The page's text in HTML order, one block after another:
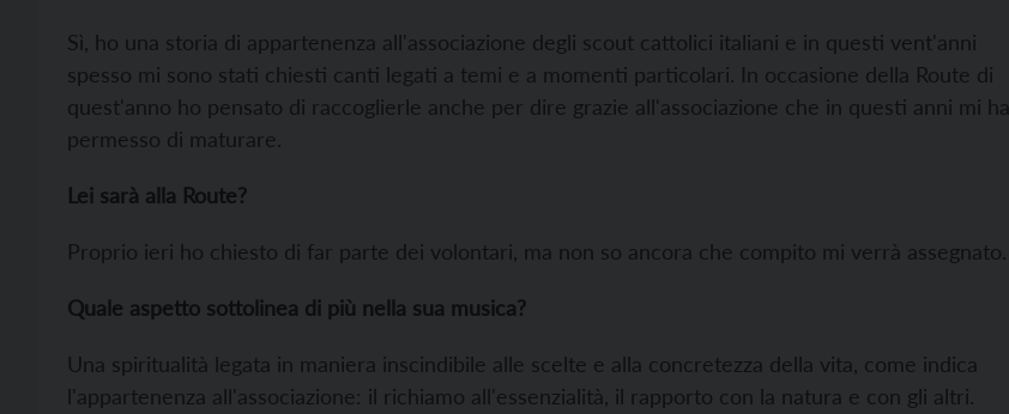
Sì, ho una storia di appartenenza all'associazione degli scout cattolici italiani e in questi vent'anni
spesso mi sono stati chiesti canti legati a temi e a momenti particolari. In occasione della Route di
quest'anno ho pensato di raccoglierle anche per dire grazie all'associazione che in questi anni mi ha
permesso di maturare.
Lei sarà alla Route?
Proprio ieri ho chiesto di far parte dei volontari, ma non so ancora che compito mi verrà assegnato.
Quale aspetto sottolinea di più nella sua musica?
Una spiritualità legata in maniera inscindibile alle scelte e alla concretezza della vita, come indica
l'appartenenza all'associazione: il richiamo all'essenzialità, il rapporto con la natura e con gli altri.